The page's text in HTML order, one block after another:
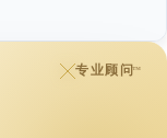
专业顾问™